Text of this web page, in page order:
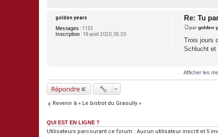
golden years
Messages : 1153
Inscription : 18 août 2020, 05:20
Re: Tu
M
s
s
pargolden
Trois jours
Schlucht et
Afficher les
Répondre
Revenir à « Le bistrot du Graoully »
QUI EST EN LIGNE ?
Utilisateurs parcourant ce forum : Aucun utilisateur inscrit et 5